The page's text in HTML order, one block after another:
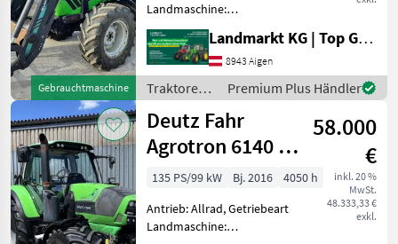
Gebrauchtmaschine
Landmaschine:
Lastschaltgetriebe,
Plattform: Kabine,
Zapfwellendrehzahl:
540/540E/1000,
Höchstgeschwindigkeit in
km/h: 40 km/h,
Kreuzsteuerhe
Landmarkt KG | Top Gebrauchtmaschinen Zentrum
8943 Aigen
Traktoren /
Deutz Fahr
Premium Plus Händler
Deutz Fahr
Agrotron 6140 50
km/h
58.000
€
inkl. 20 %
MwSt.
48.333,33 €
exkl.
135 PS/99 kW Bj. 2016
4050 h
Antrieb: Allrad, Getriebeart
Landmaschine: